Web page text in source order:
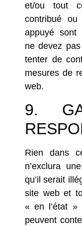
et/ou tout
contribué
appuyé sont
ne devez
tenter de
mesures de
web.
9.
Rien dans
n’exclura
qu’il serait
site web et
« en l’état »
peuvent